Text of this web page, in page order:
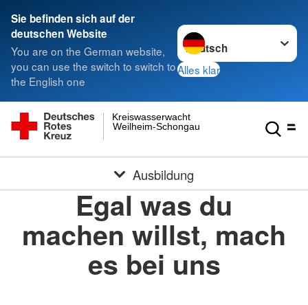
Sie befinden sich auf der
deutschen Website
You are on the German website,
you can use the switch to switch to
the English one
Sprache wechseln zu
Alles klar
Weilheim-Schongau
Kreiswasserwacht
Ausbildung
Egal was du
machen willst, mach
es bei uns